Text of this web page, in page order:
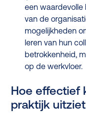
een waardevolle
van de
mogelijkheden
leren van hun
betrokkenheid,
op de werkvloer.
Hoe effectief
praktijk uitziet